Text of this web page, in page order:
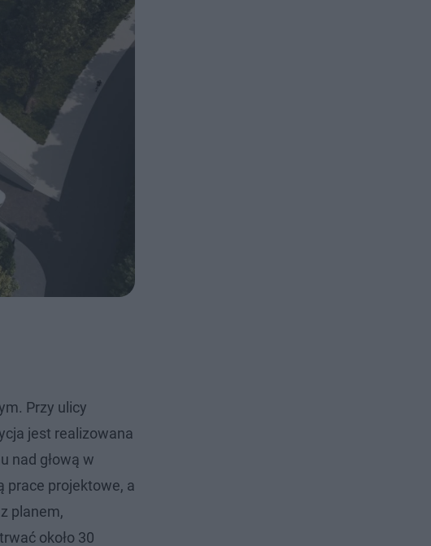
Przy ulicy
jest realizowana
nad głową w
prace projektowe, a
planem,
około 30